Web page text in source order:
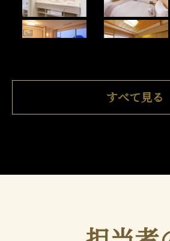
すべて見る